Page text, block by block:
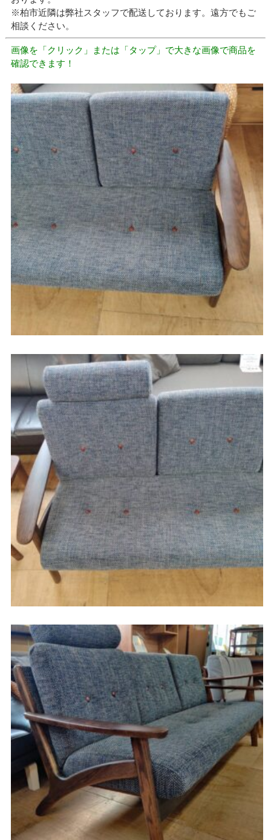
※柏市近隣は弊社スタッフで配送しております。遠方でもご
相談ください。
画像を「クリック」または「タップ」で大きな画像で商品を
確認できます！